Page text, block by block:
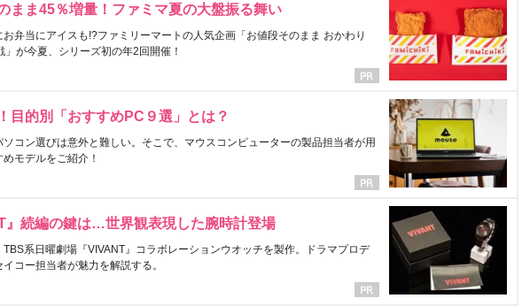
まま45％増量！ファミマ夏の大盤振る舞い
お弁当にアイスも!?ファミリーマートの人気企画「お値段そのまま おかわり
」が今夏、シリーズ初の年2回開催！
目的別「おすすめPC９選」とは？
ソコン選びは意外と難しい。そこで、マウスコンピューターの製品担当者が用
モデルをご紹介！
』続編の鍵は…世界観表現した腕時計登場
TBS系日曜劇場『VIVANT』コラボレーションウオッチを製作。ドラマプロデ
コー担当者が魅力を解説する。